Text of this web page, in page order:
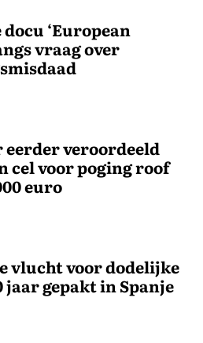
‘European
vraag over
eerder veroordeeld
cel voor poging roof
euro
vlucht voor dodelijke
gepakt in Spanje